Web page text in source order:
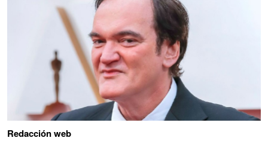
Redacción web